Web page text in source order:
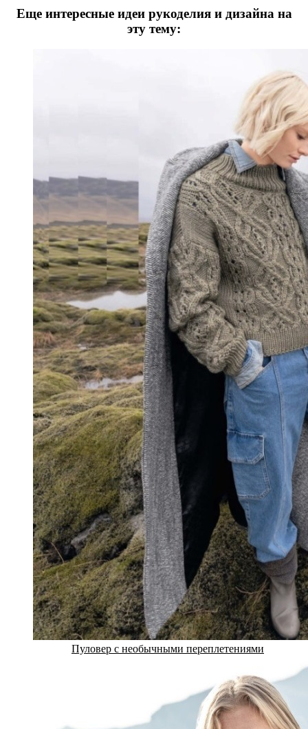
Еще интересные идеи рукоделия и дизайна на
эту тему:
Пуловер с необычными переплетениями